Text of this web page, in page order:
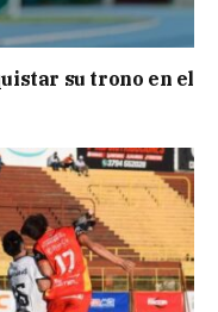
su trono en el